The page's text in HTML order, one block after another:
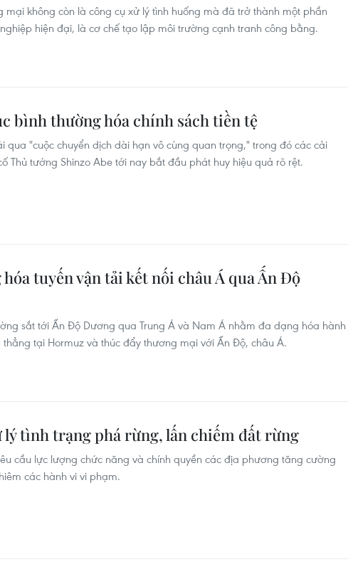
không còn là công cụ xử lý tình huống mà đã trở thành một phần
hiện đại, là cơ chế tạo lập môi trường cạnh tranh công bằng.
bình thường hóa chính sách tiền tệ
qua "cuộc chuyển dịch dài hạn vô cùng quan trọng," trong đó các cải
Thủ tướng Shinzo Abe tới nay bắt đầu phát huy hiệu quả rõ rệt.
tuyến vận tải kết nối châu Á qua Ấn Độ
sắt tới Ấn Độ Dương qua Trung Á và Nam Á nhằm đa dạng hóa hành
tại Hormuz và thúc đẩy thương mại với Ấn Độ, châu Á.
tình trạng phá rừng, lấn chiếm đất rừng
cầu lực lượng chức năng và chính quyền các địa phương tăng cường
các hành vi vi phạm.